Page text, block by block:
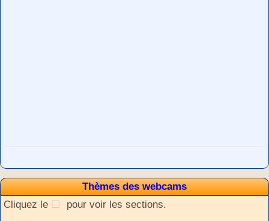
Thèmes des webcams
Cliquez le
pour voir les sections.